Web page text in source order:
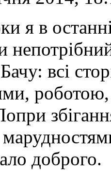
я в
всі
доброго.